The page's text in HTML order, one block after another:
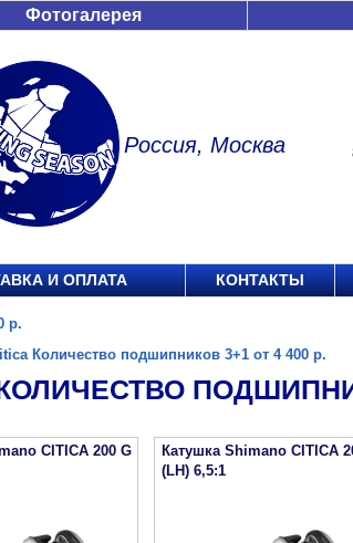
Фотогалерея
Россия, Москва
И ОПЛАТА КОНТАКТЫ
р.
Количество подшипников 3+1 от 4 400 р.
КОЛИЧЕСТВО
CITICA 200 G
Катушка Shimano CITICA
(LH) 6,5:1